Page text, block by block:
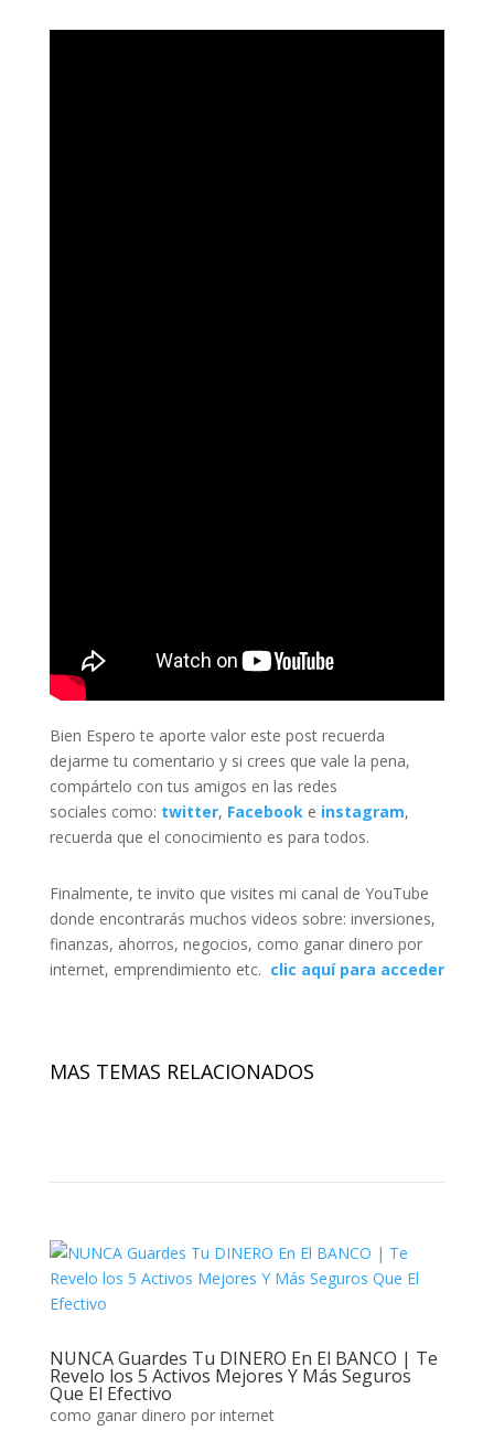
Bien Espero te aporte valor este post recuerda
dejarme tu comentario y si crees que vale la pena,
compártelo con tus amigos en las redes
sociales como: twitter, Facebook e instagram,
recuerda que el conocimiento es para todos.
Finalmente, te invito que visites mi canal de YouTube
donde encontrarás muchos videos sobre: inversiones,
finanzas, ahorros, negocios, como ganar dinero por
internet, emprendimiento etc. clic aquí para acceder
MAS TEMAS RELACIONADOS
NUNCA Guardes Tu DINERO En El BANCO | Te
Revelo los 5 Activos Mejores Y Más Seguros
Que El Efectivo
como ganar dinero por internet